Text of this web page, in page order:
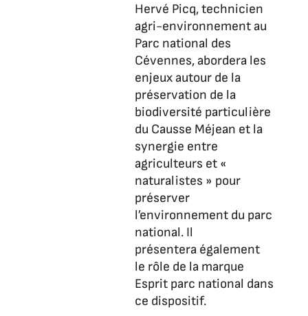
Hervé Picq, technicien
agri-environnement au
Parc national des
Cévennes, abordera les
enjeux autour de la
préservation de la
biodiversité particulière
du Causse Méjean et la
synergie entre
agriculteurs et «
naturalistes » pour
préserver
l’environnement du parc
national. Il
présentera également
le rôle de la marque
Esprit parc national dans
ce dispositif.